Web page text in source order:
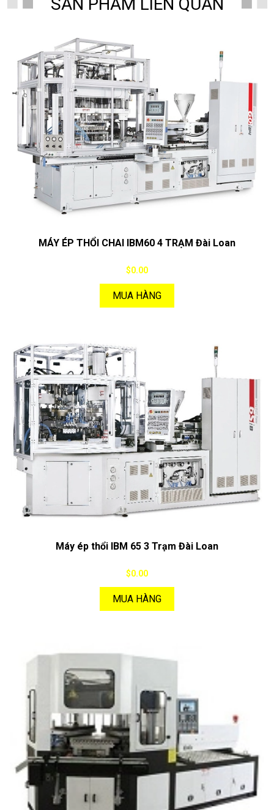
SẢN PHẨM LIÊN QUAN
MÁY ÉP THỔI CHAI IBM60 4 TRẠM Đài Loan
$0.00
MUA HÀNG
Máy ép thổi IBM 65 3 Trạm Đài Loan
$0.00
MUA HÀNG